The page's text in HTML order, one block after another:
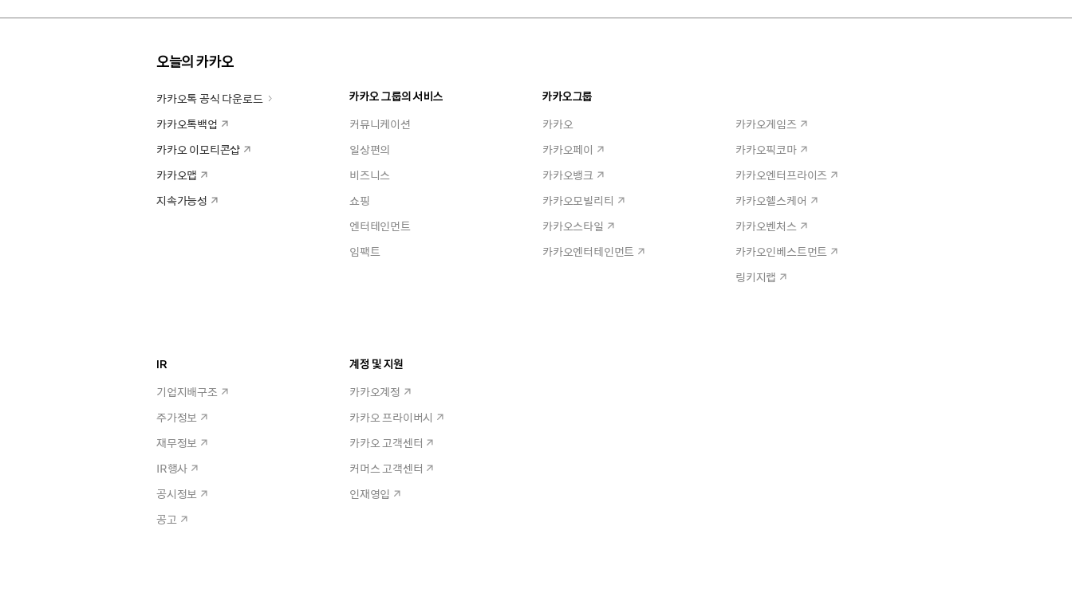
오늘의 카카오
카카오톡 공식 다운로드
카카오톡백업
카카오 이모티콘샵
카카오맵
지속가능성
카카오 그룹의 서비스
커뮤니케이션
일상편의
비즈니스
쇼핑
엔터테인먼트
임팩트
카카오그룹
카카오
카카오페이
카카오뱅크
카카오모빌리티
카카오스타일
카카오엔터테인먼트
카카오게임즈
카카오픽코마
카카오엔터프라이즈
카카오헬스케어
카카오벤처스
카카오인베스트먼트
링키지랩
IR
기업지배구조
주가정보
재무정보
IR행사
공시정보
공고
계정 및 지원
카카오계정
카카오 프라이버시
카카오 고객센터
커머스 고객센터
인재영입